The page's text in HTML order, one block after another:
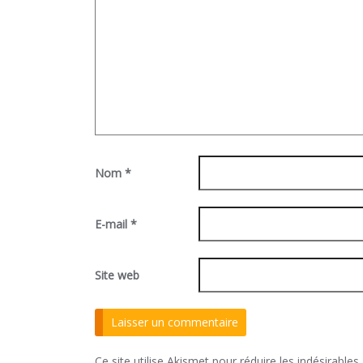
Nom *
E-mail *
Site web